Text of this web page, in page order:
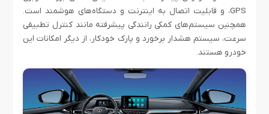
GPS، و قابلیت اتصال به اینترنت و دستگاه‌های هوشمند است.
همچنین سیستم‌های کمکی رانندگی پیشرفته مانند کنترل تطبیقی
سرعت، سیستم هشدار برخورد و پارک خودکار، از دیگر امکانات این
خودرو هستند.